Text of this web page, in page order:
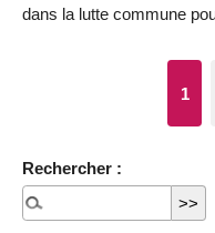
dans la lutte commune
1
Rechercher :